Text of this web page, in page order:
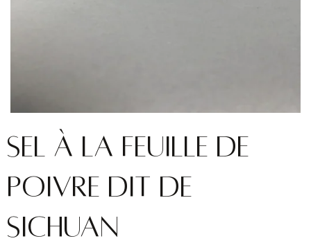
Sel à la feuille de
Poivre dit de
Sichuan